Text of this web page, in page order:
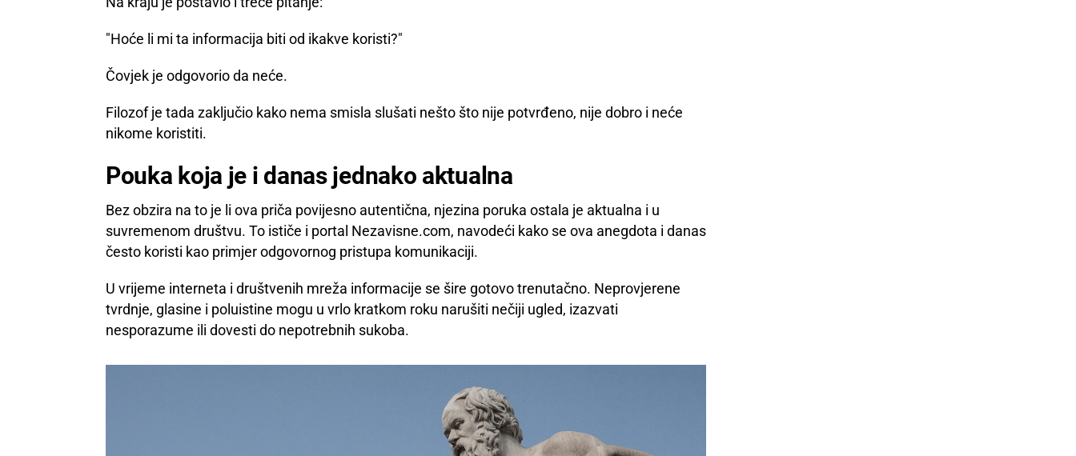
"Hoće li mi ta informacija biti od ikakve koristi?"
Čovjek je odgovorio da neće.
Filozof je tada zaključio kako nema smisla slušati nešto što nije potvrđeno, nije dobro i neće
nikome koristiti.
Pouka koja je i danas jednako aktualna
Bez obzira na to je li ova priča povijesno autentična, njezina poruka ostala je aktualna i u
suvremenom društvu. To ističe i portal Nezavisne.com, navodeći kako se ova anegdota i danas
često koristi kao primjer odgovornog pristupa komunikaciji.
U vrijeme interneta i društvenih mreža informacije se šire gotovo trenutačno. Neprovjerene
tvrdnje, glasine i poluistine mogu u vrlo kratkom roku narušiti nečiji ugled, izazvati
nesporazume ili dovesti do nepotrebnih sukoba.